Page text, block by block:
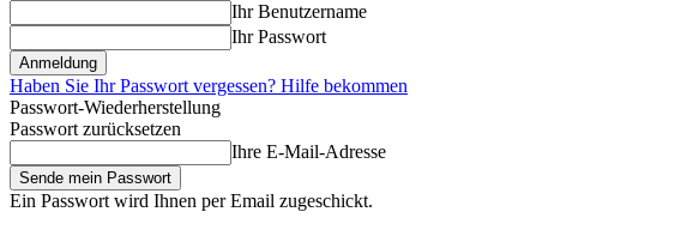
Ihr Benutzername
Ihr Passwort
Haben Sie Ihr Passwort vergessen? Hilfe bekommen
Passwort-Wiederherstellung
Passwort zurücksetzen
Ihre E-Mail-Adresse
Ein Passwort wird Ihnen per Email zugeschickt.